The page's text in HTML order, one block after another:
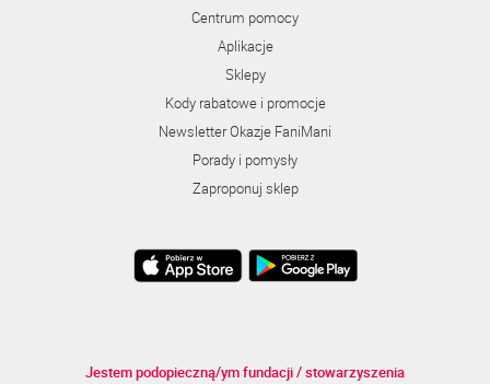
Centrum pomocy
Aplikacje
Sklepy
Kody rabatowe i promocje
Newsletter Okazje FaniMani
Porady i pomysły
Zaproponuj sklep
Jestem podopieczną/ym fundacji / stowarzyszenia